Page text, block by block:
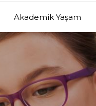
Akademik Yaşam